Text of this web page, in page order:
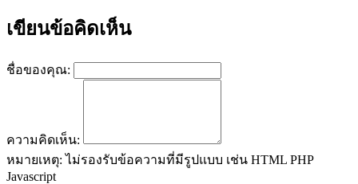
เขียนข้อคิดเห็น
ชื่อของคุณ:
ความคิดเห็น:
หมายเหตุ: ไม่รองรับข้อความที่มีรูปแบบ เช่น HTML PHP
Javascript